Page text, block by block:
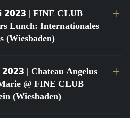
2023 | FINE CLUB
Lunch: Internationales
(Wiesbaden)
| Chateau Angelus
@ FINE CLUB
(Wiesbaden)